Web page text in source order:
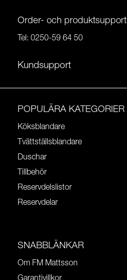
Order- och produktsupport
Tel: 0250-59 64 50
Kundsupport
POPULÄRA KATEGORIER
Köksblandare
Tvättställsblandare
Duschar
Tillbehör
Reservdelslistor
Reservdelar
SNABBLÄNKAR
Om FM Mattsson